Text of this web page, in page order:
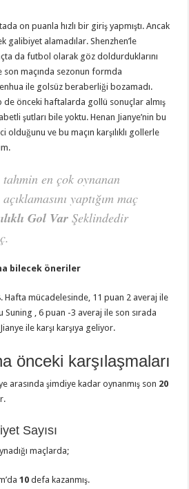
on puanla hızlı bir giriş yapmıştı. Ancak
galibiyet alamadılar. Shenzhen’le
da futbol olarak göz doldurduklarını
son maçında sezonun formda
ile golsüz beraberliği bozamadı.
de önceki haftalarda gollü sonuçlar almış
şutları bile yoktu. Henan Jianye’nin bu
ve bu maçın karşılıklı gollerle
en çok oynanan
yaptığım maç
Gol VarŞeklindedir
bilecek öneriler
Hafta mücadelesinde, 11 puan 2 averaj ile
Suning , 6 puan -3 averaj ile son sırada
ile karşı karşıya geliyor.
önceki karşılaşmaları
arasında şimdiye kadar oynanmış son 20
Sayısı
maçlarda;
10 defa kazanmış.